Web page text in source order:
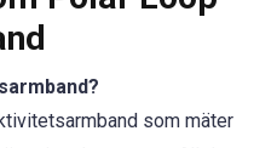
som mäter